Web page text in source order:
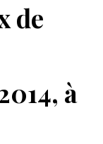
de
à